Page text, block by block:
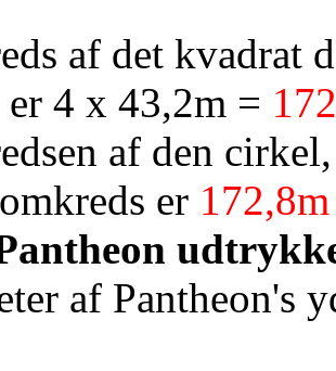
af det kvadrat
4 x 43,2m =
af den
er 172,8m
af Pantheon's